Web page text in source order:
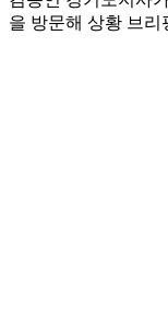
을 방문해 상황 브